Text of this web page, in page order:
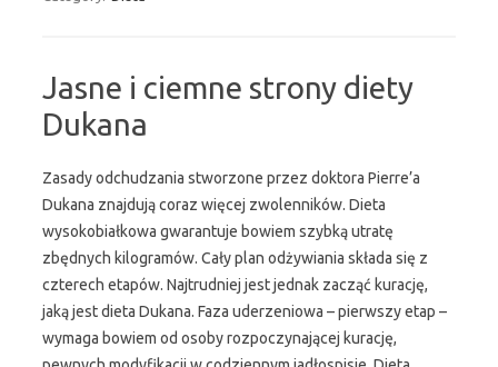
Jasne i ciemne strony diety
Dukana
Zasady odchudzania stworzone przez doktora Pierre’a
Dukana znajdują coraz więcej zwolenników. Dieta
wysokobiałkowa gwarantuje bowiem szybką utratę
zbędnych kilogramów. Cały plan odżywiania składa się z
czterech etapów. Najtrudniej jest jednak zacząć kurację,
jaką jest dieta Dukana. Faza uderzeniowa – pierwszy etap –
wymaga bowiem od osoby rozpoczynającej kurację,